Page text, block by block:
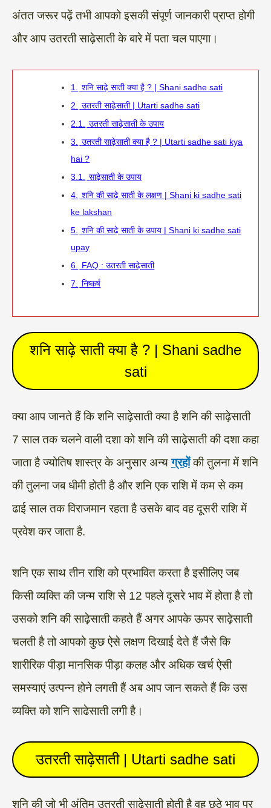
अंतत जरूर पढ़ें तभी आपको इसकी संपूर्ण जानकारी प्राप्त होगी
और आप उतरती साढ़ेसाती के बारे में पता चल पाएगा।
1.
शनि साढ़े साती क्या है ? | Shani sadhe sati
2.
उतरती साढ़ेसाती | Utarti sadhe sati
2.1.
उतरती साढ़ेसाती के उपाय
3.
उतरती साढ़ेसाती क्या है ? | Utarti sadhe sati kya
hai ?
3.1.
साढ़ेसाती के उपाय
4.
शनि की साढ़े साती के लक्षण | Shani ki sadhe sati
ke lakshan
5.
शनि की साढ़े साती के उपाय | Shani ki sadhe sati
upay
6.
FAQ : उतरती साढ़ेसाती
7.
निष्कर्ष
शनि साढ़े साती क्या है ? | Shani sadhe
sati
क्या आप जानते हैं कि शनि साढ़ेसाती क्या है शनि की साढ़ेसाती
7 साल तक चलने वाली दशा को शनि की साढ़ेसाती की दशा कहा
जाता है ज्योतिष शास्त्र के अनुसार अन्यग्रहोंकी तुलना में शनि
की तुलना जब धीमी होती है और शनि एक राशि में कम से कम
ढाई साल तक विराजमान रहता है उसके बाद वह दूसरी राशि में
प्रवेश कर जाता है.
शनि एक साथ तीन राशि को प्रभावित करता है इसीलिए जब
किसी व्यक्ति की जन्म राशि से 12 पहले दूसरे भाव में होता है तो
उसको शनि की साढ़ेसाती कहते हैं अगर आपके ऊपर साढ़ेसाती
चलती है तो आपको कुछ ऐसे लक्षण दिखाई देते हैं जैसे कि
शारीरिक पीड़ा मानसिक पीड़ा कलह और अधिक खर्च ऐसी
समस्याएं उत्पन्न होने लगती हैं अब आप जान सकते हैं कि उस
व्यक्ति को शनि साढेसाती लगी है।
उतरती साढ़ेसाती | Utarti sadhe sati
शनि की जो भी अंतिम उतरती साढ़ेसाती होती है वह छठे भाव पर